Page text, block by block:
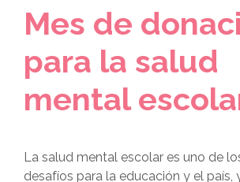
Mes de
para la salud
mental
La salud mental escolar es uno de
desafíos para la educación y el país,